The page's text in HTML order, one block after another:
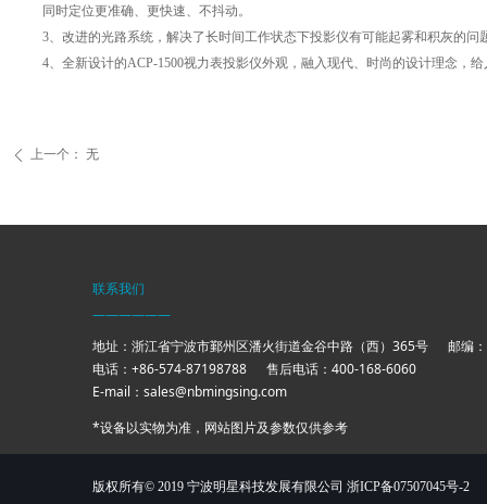
同时定位更准确、更快速、不抖动。
3、改进的光路系统，解决了长时间工作状态下投影仪有可能起雾和积灰的问
4、全新设计的ACP-1500视力表投影仪外观，融入现代、时尚的设计理念，
ꄴ 上一个： 无
联系我们
——————
地址：浙江省宁波市鄞州区潘火街道金谷中路（西）365号 邮编
电话：+86-574-87198788 售后电话：400-
E-mail：sales@nbmingsing.com
*设备以实物为准，网站图片及参数仅供参考
版权所有© 2019 宁波明星科技发展有限公司 浙ICP备07507045号-2